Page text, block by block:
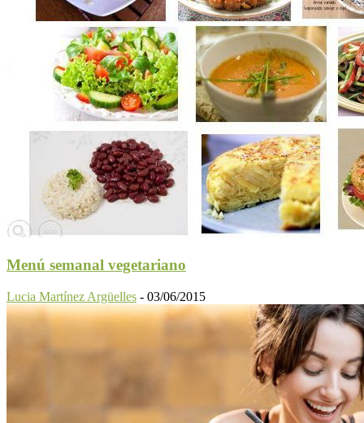
Menú semanal vegetariano
Lucia Martínez Argüelles - 03/06/2015